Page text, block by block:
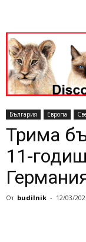
България Европа
Трима
11-
От budilnik - 12/03/